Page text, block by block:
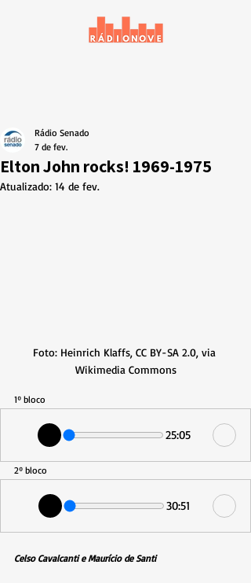
Elton John rocks! 1969-1975
Rádio Senado
7 de fev.
Atualizado: 14 de fev.
Foto: Heinrich Klaffs, CC BY-SA 2.0, via
Wikimedia Commons
1º bloco
25:05
2º bloco
30:51
Celso Cavalcanti e Maurício de Santi